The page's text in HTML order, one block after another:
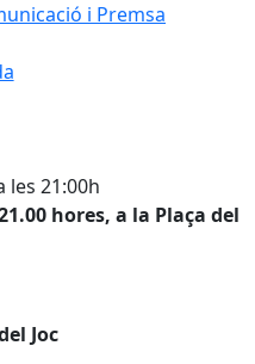
i Premsa
les 21:00h
hores, a la Plaça del
Joc